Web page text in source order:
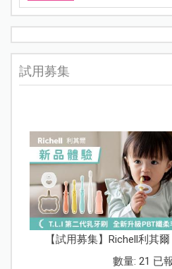
試用募集
【試用募集】Richell利其
數量: 21 已